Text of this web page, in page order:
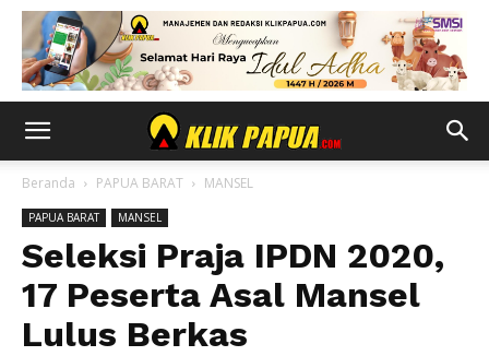
Beranda PAPUA BARAT MANSEL
PAPUA BARAT MANSEL
Seleksi Praja IPDN 2020,
17 Peserta Asal Mansel
Lulus Berkas